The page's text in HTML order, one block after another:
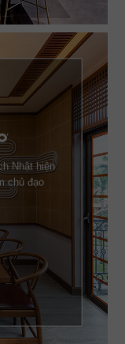
Nhật hiện
chủ đạo